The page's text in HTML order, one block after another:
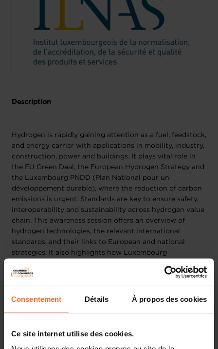
Consentement Détails À propos des cookies
Ce site internet utilise des cookies.
Description
Hydrogen is rapidly gaining attention as a fuel, feedstock,
and energy carrier with applications in mobility, industry,
construction, power and buildings. It plays vital role in
the EU Green Deal, the European Hydrogen Strategy and
the Luxembourg PNDD (Plan National pour un
développement durable), where the reduction of carbon
emissions is urgent. Standards are key to ensure safety,
interoperability and sustainability across hydrogen value
chain. This awareness session offers an overview of
hydrogen technologies, the relevant international
standards, and their links to European and national
strategies. It also highlights how Luxembourg
European standardization activities through ILNAS, in
alignment with the Luxembourg Standardization
Strategy 2024–2030.